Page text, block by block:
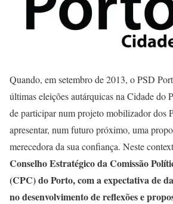
Quando, em setembro de 2013, o PSD
últimas eleições autárquicas na Cidade do
de participar num projeto mobilizador dos
apresentar, num futuro próximo, uma
merecedora da sua confiança. Neste
Conselho Estratégico da Comissão
(CPC) do Porto, com a expectativa de
no desenvolvimento de reflexões e